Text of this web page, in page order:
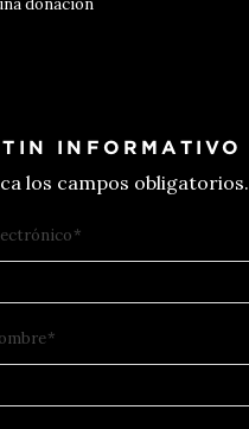
donación
INFORMATIVO
los campos obligatorios.
*
*